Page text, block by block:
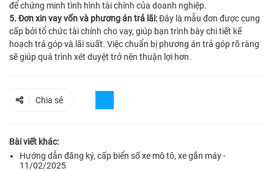
để chứng minh tình hình tài chính của doanh nghiệp.
5. Đơn xin vay vốn và phương án trả lãi:Đây là mẫu đơn được cung
cấp bởi tổ chức tài chính cho vay, giúp bạn trình bày chi tiết kế
hoạch trả góp và lãi suất. Việc chuẩn bị phương án trả góp rõ ràng
sẽ giúp quá trình xét duyệt trở nên thuận lợi hơn.
Chia sẻ
Bài viết khác:
Hướng dẫn đăng ký, cấp biển số xe mô tô, xe gắn máy -
11/02/2025